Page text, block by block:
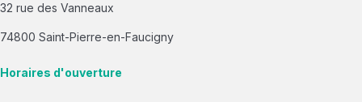
32 rue des Vanneaux
74800 Saint-Pierre-en-Faucigny
Horaires d'ouverture